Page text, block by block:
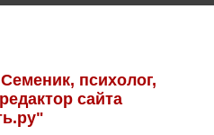
психолог,
сайта